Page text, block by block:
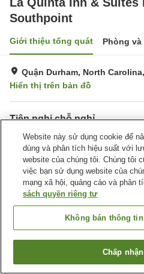
Southpoint
Giới thiệu tổng quát Phòng và
Quận Durham, North
Hiển thị trên bản đồ
Tiện nghi chỗ nghỉ
Bãi đỗ xe
Giặt ủi
Trang chủ Hoa Kỳ North
La Quinta Inn & Suites Raleigh/Durham
Tìm
Website này sử dụng cookie để
dùng và phân tích hiệu suất với
website của chúng tôi. Chúng tôi
việc bạn sử dụng website của
mạng xã hội, quảng cáo và phân
sách quyền riêng tư
Không bán thông
Chấp